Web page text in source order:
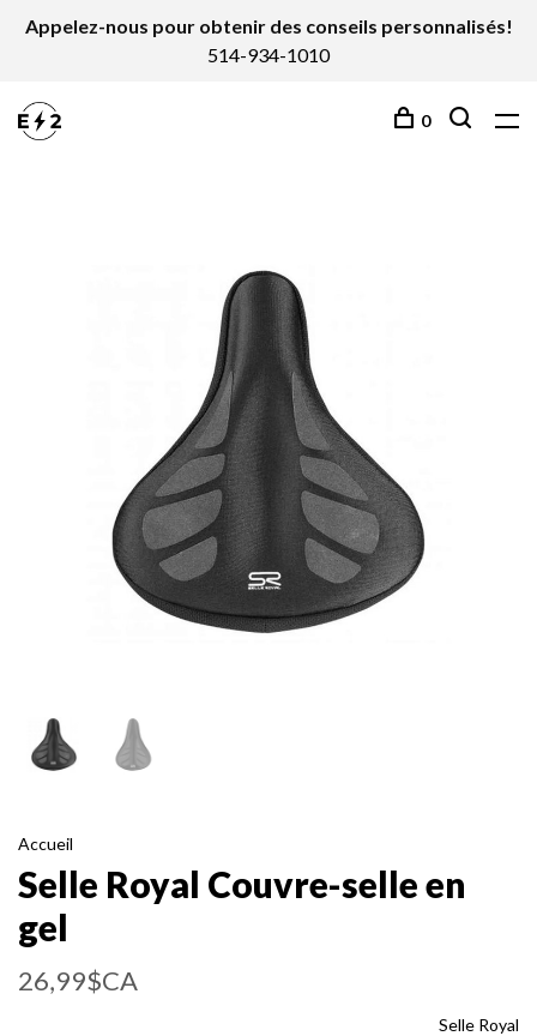
Appelez-nous pour obtenir des conseils personnalisés!
514-934-1010
0
Accueil
Selle Royal Couvre-selle en
gel
26,99$CA
Selle Royal